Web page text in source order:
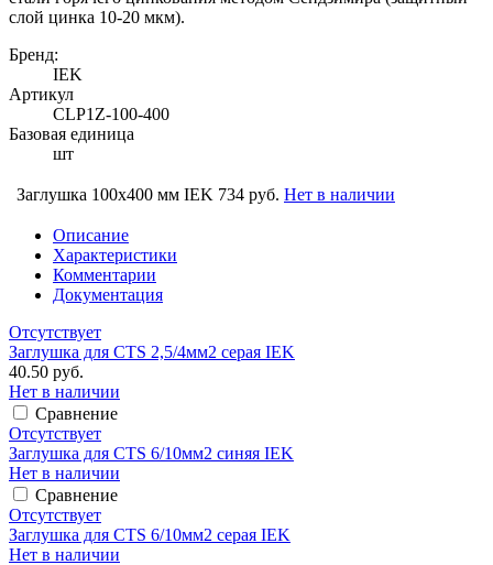
слой цинка 10-20 мкм).
Бренд:
IEK
Артикул
CLP1Z-100-400
Базовая единица
шт
Заглушка 100х400 мм IEK 734 руб. Нет в наличии
Описание
Характеристики
Комментарии
Документация
Отсутствует
Заглушка для CTS 2,5/4мм2 серая IEK
40.50 руб.
Нет в наличии
Сравнение
Отсутствует
Заглушка для CTS 6/10мм2 синяя IEK
Нет в наличии
Сравнение
Отсутствует
Заглушка для CTS 6/10мм2 серая IEK
Нет в наличии